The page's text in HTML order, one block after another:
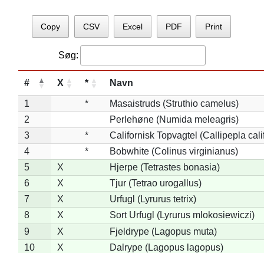
Copy CSV Excel PDF Print
Søg:
# X * Navn
1 *
Masaistruds (Struthio camelus)
2
Perlehøne (Numida meleagris)
3
*
Californisk Topvagtel (Callipepla
4
*
Bobwhite (Colinus virginianus)
5
X
Hjerpe (Tetrastes bonasia)
6
X
Tjur (Tetrao urogallus)
7
X
Urfugl (Lyrurus tetrix)
8
X
Sort Urfugl (Lyrurus mlokosiewiczi)
9
X
Fjeldrype (Lagopus muta)
10
X
Dalrype (Lagopus lagopus)